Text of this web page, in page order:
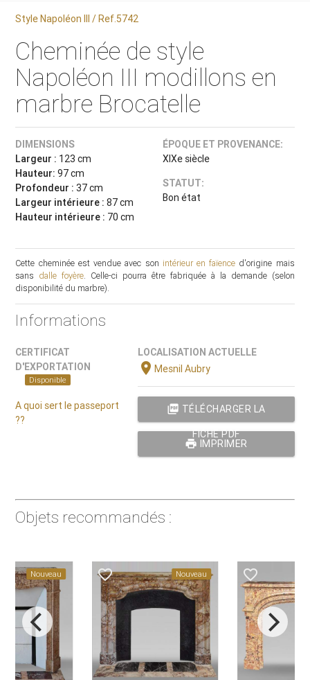
Style Napoléon III / Ref.5742
Cheminée de style
Napoléon III modillons en
marbre Brocatelle
DIMENSIONS
Largeur : 123 cm
Hauteur: 97 cm
Profondeur : 37 cm
Largeur intérieure :87 cm
Hauteur intérieure : 70 cm
ÉPOQUE ET PROVENANCE:
XIXe siècle
STATUT:
Bon état
Cette cheminée est vendue avec son intérieur en faïence d'origine mais
sans dalle foyère. Celle-ci pourra être fabriquée à la demande (selon
disponibilité du marbre).
Informations
CERTIFICAT
D'EXPORTATION
Disponible
A quoi sert le passeport
??
LOCALISATION ACTUELLE
location_onMesnil Aubry
picture_as_pdf TÉLÉCHARGER LA
FICHE PDF
print IMPRIMER
Objets recommandés :
Nouveau Nouveau